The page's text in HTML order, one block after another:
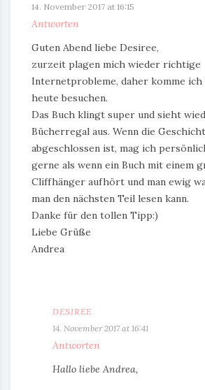
14. November 2017 at 16:15
Antworten
Guten Abend liebe Desiree,
zurzeit plagen mich wieder richtige
Internetprobleme, daher komme
heute besuchen.
Das Buch klingt super und sieht
Bücherregal aus. Wenn die
abgeschlossen ist, mag ich
gerne als wenn ein Buch mit einem
Cliffhänger aufhört und man ewig
man den nächsten Teil lesen kann.
Danke für den tollen Tipp:)
Liebe Grüße
Andrea
DESIREE
14. November 2017 at 16:41
Antworten
Hallo liebe Andrea,